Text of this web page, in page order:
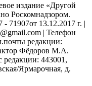
издание «Другой
Роскомнадзором.
13.12.2017 г. |
| Телефон
редакции:
Фёдоров М.А.
443001,
Ярмарочная, д.